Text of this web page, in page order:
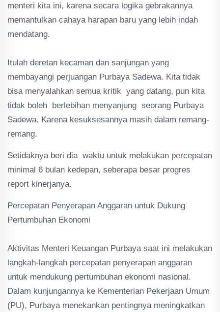
menteri kita ini, karena secara logika gebrakannya
memantulkan cahaya harapan baru yang lebih indah
mendatang.
‎Itulah deretan kecaman dan sanjungan yang
membayangi perjuangan Purbaya Sadewa. Kita tidak
bisa menyalahkan semua kritik yang datang, pun kita
tidak boleh berlebihan menyanjung seorang Purbaya
Sadewa. Karena kesuksesannya masih dalam remang-
remang.
Setidaknya beri dia waktu untuk melakukan percepatan
minimal 6 bulan kedepan, seberapa besar progres
report kinerjanya.
‎Percepatan Penyerapan Anggaran untuk Dukung
Pertumbuhan Ekonomi
‎Aktivitas Menteri Keuangan Purbaya saat ini melakukan
langkah-langkah percepatan penyerapan anggaran
untuk mendukung pertumbuhan ekonomi nasional.
Dalam kunjungannya ke Kementerian Pekerjaan Umum
(PU), Purbaya menekankan pentingnya meningkatkan